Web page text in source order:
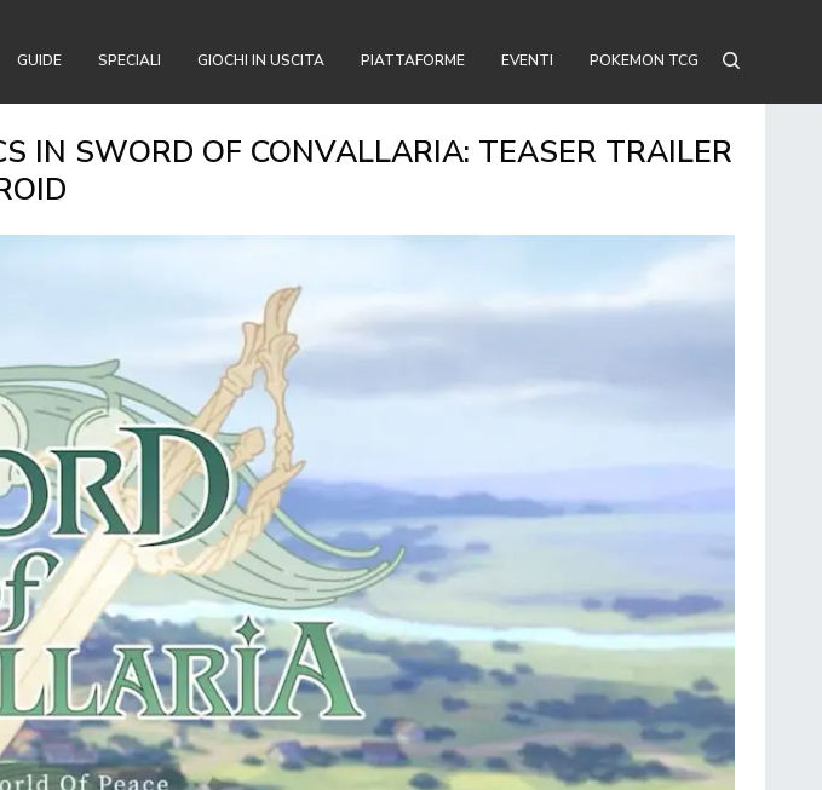
GUIDE SPECIALI GIOCHI IN USCITA PIATTAFORME EVENTI POKEMON TCG
IN SWORD OF CONVALLARIA: TEASER TRAILER